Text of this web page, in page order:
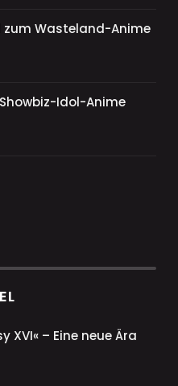
zum Wasteland-Anime
Idol-Anime
XVI« – Eine neue Ära